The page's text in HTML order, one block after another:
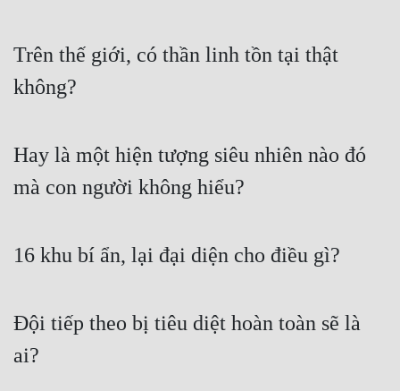
Trên thế giới, có thần linh tồn tại thật
không?
Hay là một hiện tượng siêu nhiên nào đó
mà con người không hiểu?
16 khu bí ẩn, lại đại diện cho điều gì?
Đội tiếp theo bị tiêu diệt hoàn toàn sẽ là
ai?